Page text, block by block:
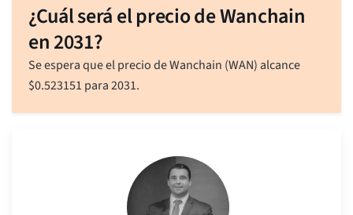
¿Cuál será el precio de Wanchain
en 2031?
Se espera que el precio de Wanchain (WAN) alcance
$0.523151 para 2031.